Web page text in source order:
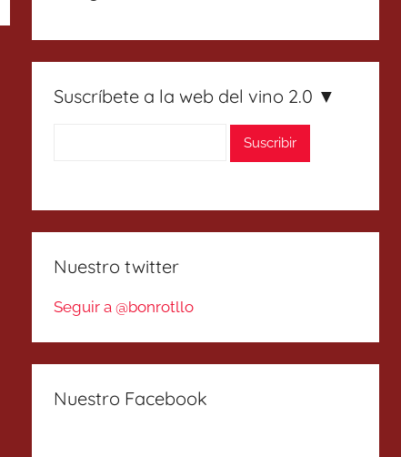
Suscríbete a la web del vino 2.0 ▼
Nuestro twitter
Seguir a @bonrotllo
Nuestro Facebook